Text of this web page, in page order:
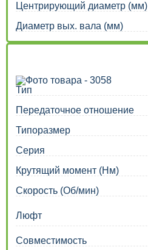
Центрирующий диаметр (мм)
Диаметр вых. вала (мм)
Тип
Передаточное отношение
Типоразмер
Серия
Крутящий момент (Нм)
Скорость (Об/мин)
Люфт
Совместимость